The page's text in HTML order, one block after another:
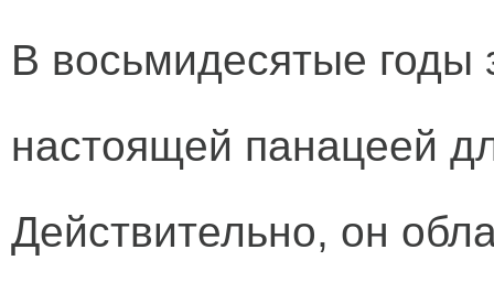
В восьмидесятые
настоящей панацеей
Действительно, он